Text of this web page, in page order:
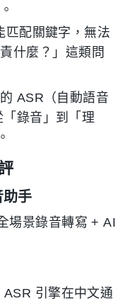
匹配關鍵字，無法
什麼？」這類問
ASR（自動語音
錄音」到「理
助手
場景錄音轉寫 + AI
ASR 引擎在中文通